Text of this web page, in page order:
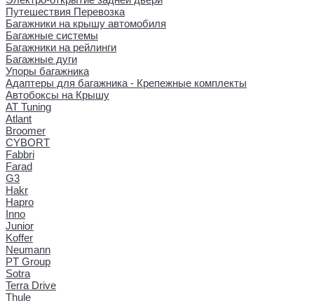
Путешествия Перевозка
Багажники на крышу автомобиля
Багажные системы
Багажники на рейлинги
Багажные дуги
Упоры багажника
Адаптеры для багажника - Крепежные комплекты
Автобоксы на Крышу
AT Tuning
Atlant
Broomer
CYBORT
Fabbri
Farad
G3
Hakr
Hapro
Inno
Junior
Koffer
Neumann
PT Group
Sotra
Terra Drive
Thule